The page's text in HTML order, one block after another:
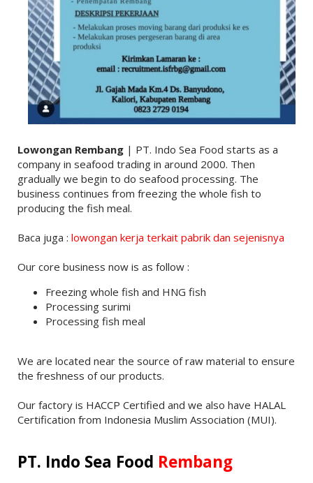
Lowongan Rembang| PT. Indo Sea Food starts as a
company in seafood trading in around 2000. Then
gradually we begin to do seafood processing. The
business continues from freezing the whole fish to
producing the fish meal.
Baca juga : lowongan kerja terkait pabrik dan sejenisnya
Our core business now is as follow :
Freezing whole fish and HNG fish
Processing surimi
Processing fish meal
We are located near the source of raw material to ensure
the freshness of our products.
Our factory is HACCP Certified and we also have HALAL
Certification from Indonesia Muslim Association (MUI).
PT. Indo Sea Food Rembang